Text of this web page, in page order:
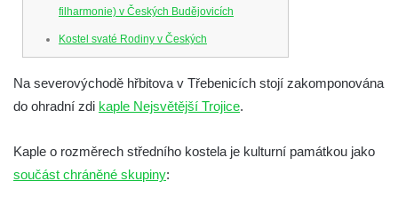
filharmonie) v Českých Budějovicích
Kostel svaté Rodiny v Českých
Kostel Obětování Panny Marie u kláštera
dominikánů v Českých Budějovicích
Kaple na křižovatce ulic Budějovická a
Na severovýchodě hřbitova v Třebenicích stojí zakomponována
do ohradní zdi kaple Nejsvětější Trojice.
Kaple o rozměrech středního kostela je kulturní památkou jako
součást chráněné skupiny: